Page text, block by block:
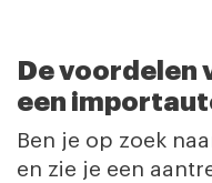
De voordelen
een
Ben je op zoek
en zie je een